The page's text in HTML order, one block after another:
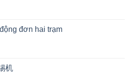
đơn hai trạm
机